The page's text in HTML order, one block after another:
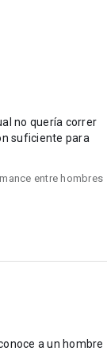
no quería correr
suficiente para
entre hombres
a un hombre